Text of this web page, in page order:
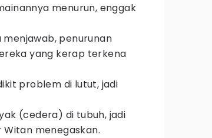
menurun, enggak
penurunan
yang kerap terkena
problem di lutut, jadi
(cedera) di tubuh, jadi
menegaskan.